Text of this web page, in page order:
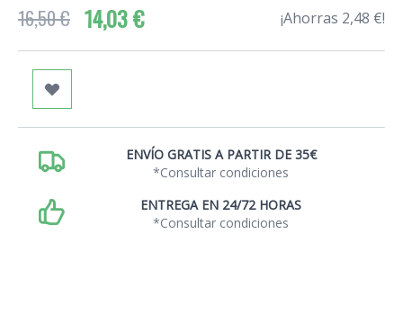
16,50 € 14,03 € ¡Ahorras 2,48 €!
ENVÍO GRATIS A PARTIR DE 35€
*Consultar condiciones
ENTREGA EN 24/72 HORAS
*Consultar condiciones